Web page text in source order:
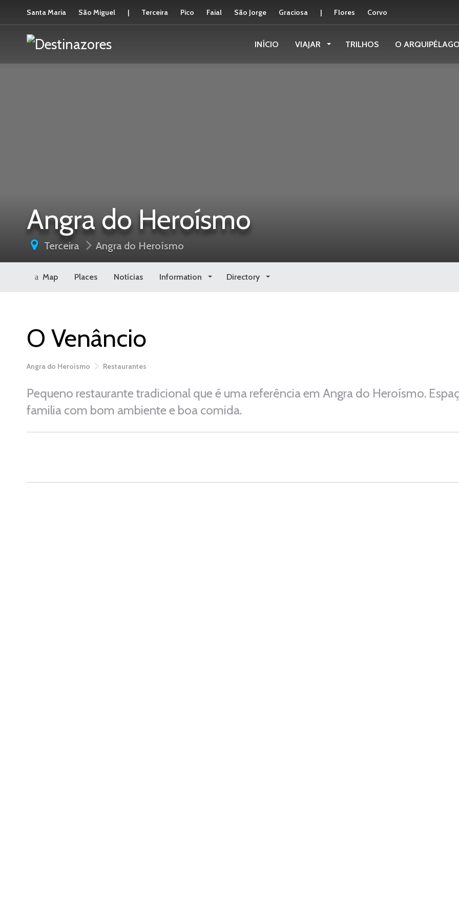
Santa Maria São Miguel | Terceira Pico Faial São Jorge Graciosa | Flores Corvo
INÍCIO VIAJAR TRILHOS O
Angra do Heroísmo
Terceira Angra do Heroísmo
Map Places Notícias Information Directory
O Venâncio
Angra do Heroísmo Restaurantes
Pequeno restaurante tradicional que é uma referência em Angra do Heroísmo.
familia com bom ambiente e boa comida.